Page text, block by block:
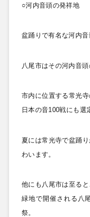
○河内音頭の発祥地
盆踊りで有名な河内音
八尾市はその河内音
市内に位置する常光
日本の音100戦にも選
夏には常光寺で盆踊
わいます。
他にも八尾市は至る
緑地で開催される八
祭。